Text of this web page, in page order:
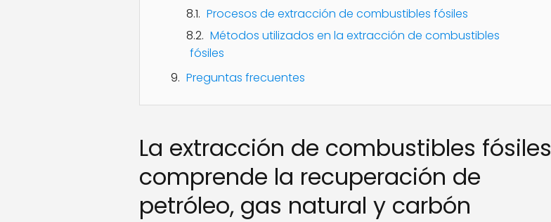
Procesos de extracción de combustibles fósiles
Métodos utilizados en la extracción de combustibles
fósiles
Preguntas frecuentes
La extracción de combustibles fósiles
comprende la recuperación de
petróleo, gas natural y carbón